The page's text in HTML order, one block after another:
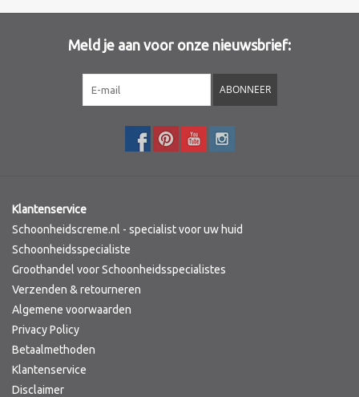
Sothys Paris
Fusion Meso
PCA SKINCARE
Ekseption Skincare
Blog
Meld je aan voor onze nieuwsbrief:
ABONNEER
Klantenservice
Schoonheidscreme.nl - specialist voor uw huid
Schoonheidsspecialiste
Groothandel voor Schoonheidsspecialistes
Verzenden & retourneren
Algemene voorwaarden
Privacy Policy
Betaalmethoden
Klantenservice
Disclaimer